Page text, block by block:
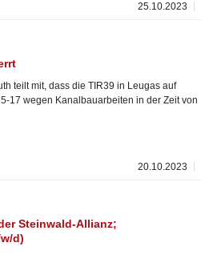
25.10.2023
teilt mit, dass die TIR39 in Leugas auf
17 wegen Kanalbauarbeiten in der Zeit von
20.10.2023
Steinwald-Allianz;
d)